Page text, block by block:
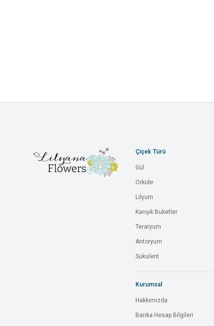
Çiçek Türü
Gül
Orkide
Lilyum
Karışık Buketler
Teraryum
Antoryum
Sukulent
Kurumsal
Hakkımızda
Banka Hesap Bilgileri